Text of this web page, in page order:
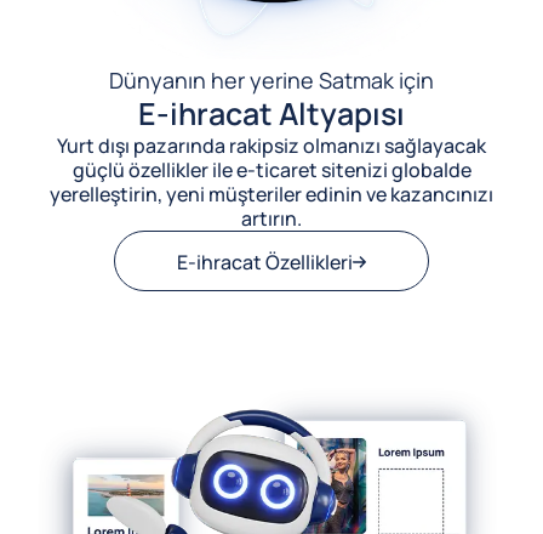
Dünyanın her yerine Satmak için
E-ihracat Altyapısı
Yurt dışı pazarında rakipsiz olmanızı sağlayacak
güçlü özellikler ile e-ticaret sitenizi globalde
yerelleştirin, yeni müşteriler edinin ve kazancınızı
artırın.
E-ihracat Özellikleri